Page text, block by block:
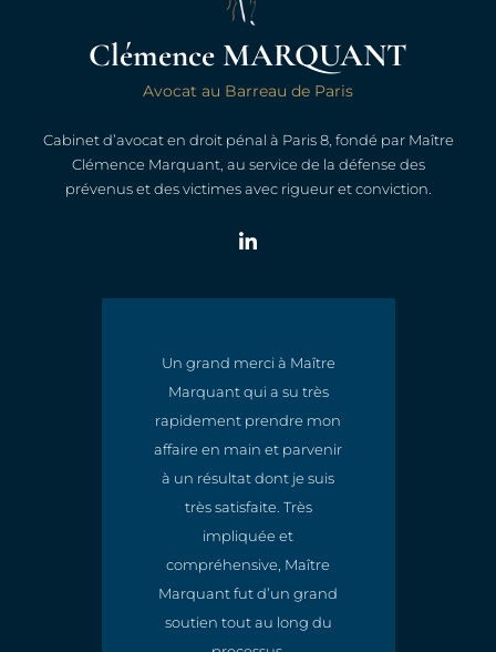
Clémence MARQUANT
Avocat au Barreau de Paris
Cabinet d’avocat en droit pénal à Paris 8, fondé par Maître
Clémence Marquant, au service de la défense des
prévenus et des victimes avec rigueur et conviction.
Un grand merci à Maître
Marquant qui a su très
rapidement prendre mon
affaire en main et parvenir
à un résultat dont je suis
très satisfaite. Très
impliquée et
compréhensive, Maître
Marquant fut d’un grand
soutien tout au long du